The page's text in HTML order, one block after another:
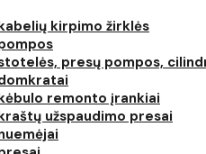
kirpimo žirklės
presų pompos,
remonto įrankiai
užspaudimo presai